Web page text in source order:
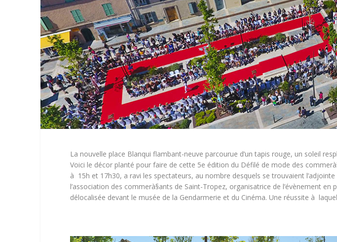
La nouvelle place Blanqui flambant-neuve parcourue d’un tapis rouge, un soleil
Voici le décor planté pour faire de cette 5e édition du Défilé de mode des
à 15h et 17h30, a ravi les spectateurs, au nombre desquels se trouvaient
l’association des commerà§ants de Saint-Tropez, organisatrice de l’évènement
délocalisée devant le musée de la Gendarmerie et du Cinéma. Une réussite à